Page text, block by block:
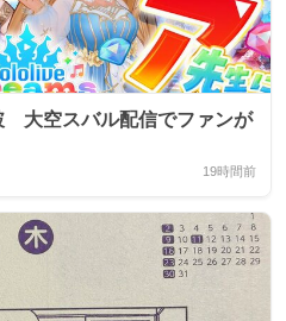
大空スバル配信でファンが
19時間前